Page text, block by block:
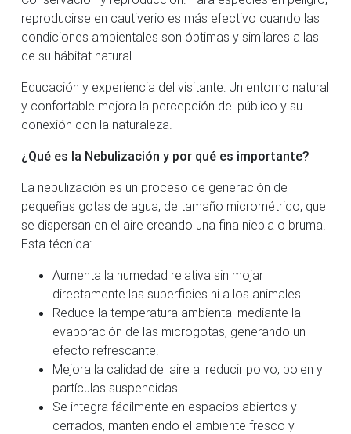
reproducirse en cautiverio es más efectivo cuando las
condiciones ambientales son óptimas y similares a las
de su hábitat natural.
Educación y experiencia del visitante: Un entorno natural
y confortable mejora la percepción del público y su
conexión con la naturaleza.
¿Qué es la Nebulización y por qué es importante?
La nebulización es un proceso de generación de
pequeñas gotas de agua, de tamaño micrométrico, que
se dispersan en el aire creando una fina niebla o bruma.
Esta técnica:
Aumenta la humedad relativa sin mojar
directamente las superficies ni a los animales.
Reduce la temperatura ambiental mediante la
evaporación de las microgotas, generando un
efecto refrescante.
Mejora la calidad del aire al reducir polvo, polen y
partículas suspendidas.
Se integra fácilmente en espacios abiertos y
cerrados, manteniendo el ambiente fresco y